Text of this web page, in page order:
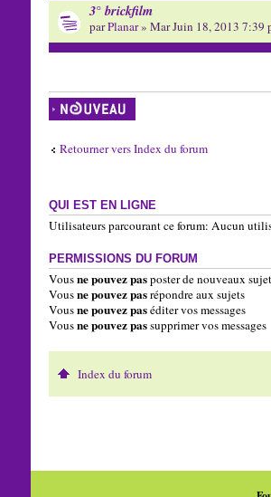
3° brickfilm
parPlanar» Mar Juin 18, 2013 7:39
Écrire un nouveau
sujet
Retourner vers Index du forum
QUI EST EN LIGNE
Utilisateurs parcourant ce forum: Aucun
PERMISSIONS DU FORUM
Vousne pouvez pasposter de nouveaux
Vousne pouvez pasrépondre aux sujets
Vousne pouvez paséditer vos messages
Vousne pouvez passupprimer vos messages
Index du forum